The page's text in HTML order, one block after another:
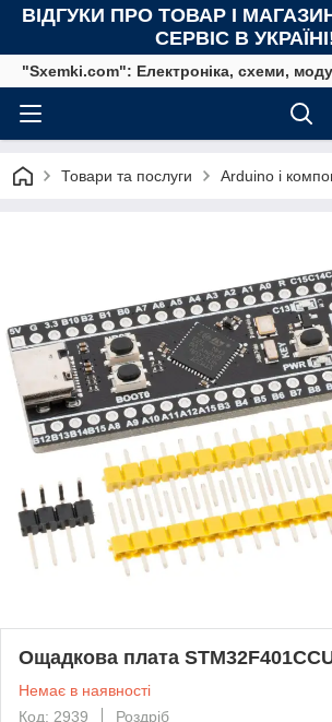
ВІДГУКИ ПРО ТОВАР І
СЕРВІС В
"Sxemki.com": Електроніка, схеми,
Товари та послуги Arduino і
Ощадкова плата
Немає в наявності
Код: 2939
Роздріб